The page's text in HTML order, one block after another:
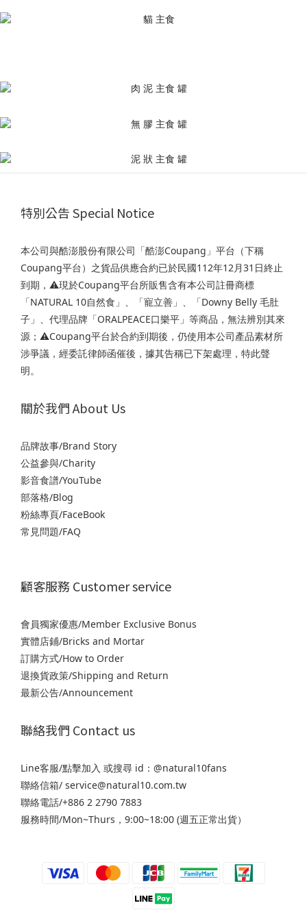
特別公告 Special Notice
本公司與酷澎股份有限公司「酷澎Coupang」平台（下稱
Coupang平台）之貨品供應合約已於民國112年12月31日終止
到期，⚠️現於Coupang平台所販售含有本公司註冊商標
「NATURAL 10自然食」、「寵立善」、「Downy Belly 毛肚
子」、代理品牌「ORALPEACE口樂平」等商品，無法辨別其來
源；⚠️Coupang平台於合約到期後，仍使用本公司產品素材所
涉爭議，經委託律師函催後，據其告稱已下架處理，特此聲
明。
關於我們 About Us
品牌故事/Brand Story
公益參與/Charity
影音食譜/YouTube
部落格/Blog
粉絲專頁/FaceBook
常見問題/FAQ
顧客服務 Customer service
會員獨家優惠/Member Exclusive Bonus
實體店鋪/Bricks and Mortar
訂購方式/How to Order
退換貨政策/Shipping and Return
最新公告/Announcement
聯絡我們 Contact us
Line客服/點擊加入 或搜尋 id：@natural10fans
聯絡信箱/ service@natural10.com.tw
聯絡電話/+886 2 2790 7883
服務時間/Mon~Thurs，9:00~18:00 (週五正常出貨）